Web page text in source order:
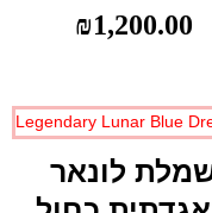
₪1,200.00
לונאר